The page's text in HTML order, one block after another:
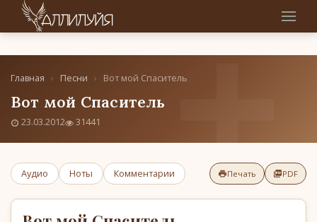
Главная › Песни › Вот мой Спаситель
Вот мой Спаситель
23.03.2012 31441
Аудио Ноты Комментарии Печать PDF